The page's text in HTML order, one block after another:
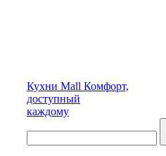
Кухни Mall Комфорт,
доступный
каждому